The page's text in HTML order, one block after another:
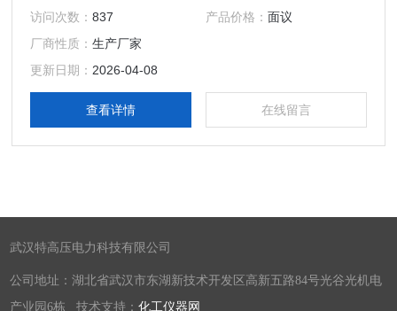
访问次数：837 产品价格： 面议
厂商性质：生产厂家
更新日期： 2026-04-08
查看详情 在线留言
武汉特高压电力科技有限公司
公司地址：湖北省武汉市东湖新技术开发区高新五路84号光谷光机电
产业园6栋 技术支持：化工仪器网